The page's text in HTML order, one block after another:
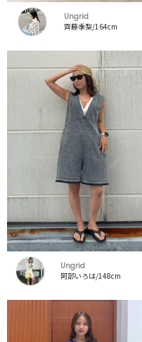
Ungrid
齊藤季梨/164cm
Ungrid
阿部いろは/148cm